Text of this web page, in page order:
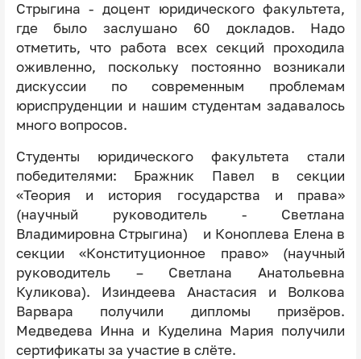
Стрыгина - доцент юридического факультета,
где было заслушано 60 докладов. Надо
отметить, что работа всех секций проходила
оживленно, поскольку постоянно возникали
дискуссии по современным проблемам
юриспруденции и нашим студентам задавалось
много вопросов.
Студенты юридического факультета стали
победителями: Бражник Павел в секции
«Теория и история государства и права»
(научный руководитель - Светлана
Владимировна Стрыгина) и Коноплева Елена в
секции «Конституционное право» (научный
руководитель – Светлана Анатольевна
Куликова). Изиндеева Анастасия и Волкова
Варвара получили дипломы призёров.
Медведева Инна и Куделина Мария получили
сертификаты за участие в слёте.